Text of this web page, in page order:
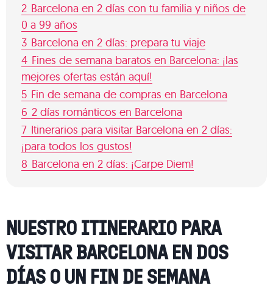
2 Barcelona en 2 días con tu familia y niños de
0 a 99 años
3 Barcelona en 2 días: prepara tu viaje
4 Fines de semana baratos en Barcelona: ¡las
mejores ofertas están aquí!
5 Fin de semana de compras en Barcelona
6 2 días románticos en Barcelona
7 Itinerarios para visitar Barcelona en 2 días:
¡para todos los gustos!
8 Barcelona en 2 días: ¡Carpe Diem!
NUESTRO ITINERARIO PARA
VISITAR BARCELONA EN DOS
DÍAS O UN FIN DE SEMANA